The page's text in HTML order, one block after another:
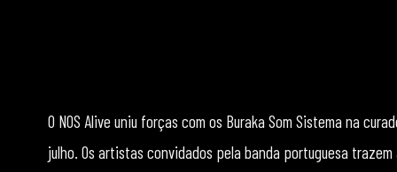
O NOS Alive uniu forças com os Buraka Som Sistema na
julho. Os artistas convidados pela banda portuguesa